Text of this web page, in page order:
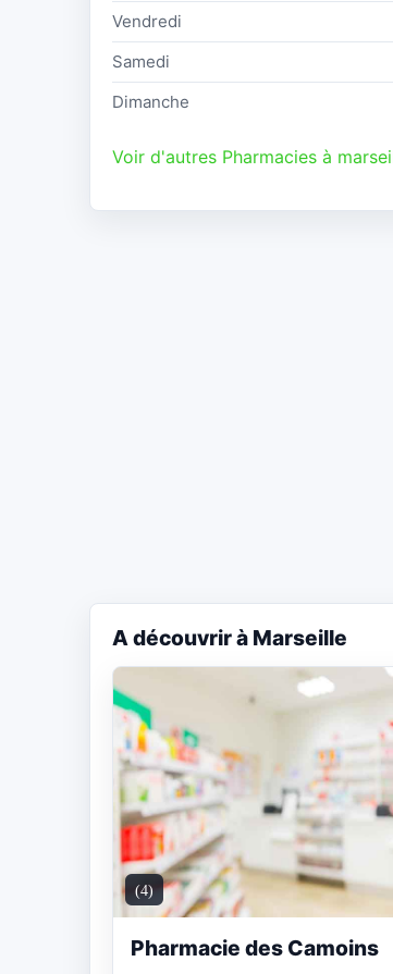
Vendredi
Samedi
Dimanche
Voir d'autres Pharmacies à
A découvrir à Marseille
(4)
Pharmacie des Camoins